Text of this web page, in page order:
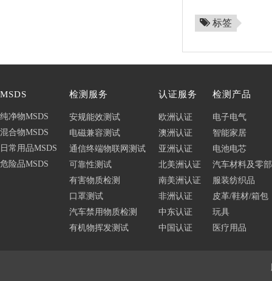
标签
MSDS
纯净物MSDS
混合物MSDS
日常用品MSDS
危险品MSDS
检测服务
安规能效测试
电磁兼容测试
通信终端物联网测试
可靠性测试
有害物质检测
口罩测试
汽车禁用物质检测
有机物挥发测试
认证服务
欧洲认证
澳洲认证
亚洲认证
北美洲认证
南美洲认证
非洲认证
中东认证
中国认证
检测产品
电子电气
智能家居
电池电芯
汽车材料及零
服装纺织品
皮革/鞋材/箱包
玩具
医疗用品